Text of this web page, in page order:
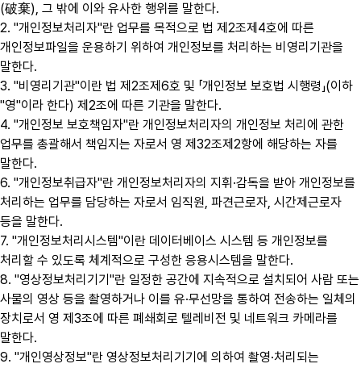
(破棄), 그 밖에 이와 유사한 행위를 말한다.
2. "개인정보처리자"란 업무를 목적으로 법 제2조제4호에 따른
개인정보파일을 운용하기 위하여 개인정보를 처리하는 비영리기관을
말한다.
3. "비영리기관"이란 법 제2조제6호 및 「개인정보 보호법 시행령」(이하
"영"이라 한다) 제2조에 따른 기관을 말한다.
4. "개인정보 보호책임자"란 개인정보처리자의 개인정보 처리에 관한
업무를 총괄해서 책임지는 자로서 영 제32조제2항에 해당하는 자를
말한다.
6. "개인정보취급자"란 개인정보처리자의 지휘·감독을 받아 개인정보를
처리하는 업무를 담당하는 자로서 임직원, 파견근로자, 시간제근로자
등을 말한다.
7. "개인정보처리시스템"이란 데이터베이스 시스템 등 개인정보를
처리할 수 있도록 체계적으로 구성한 응용시스템을 말한다.
8. "영상정보처리기기"란 일정한 공간에 지속적으로 설치되어 사람 또는
사물의 영상 등을 촬영하거나 이를 유·무선망을 통하여 전송하는 일체의
장치로서 영 제3조에 따른 폐쇄회로 텔레비전 및 네트워크 카메라를
말한다.
9. "개인영상정보"란 영상정보처리기기에 의하여 촬영·처리되는